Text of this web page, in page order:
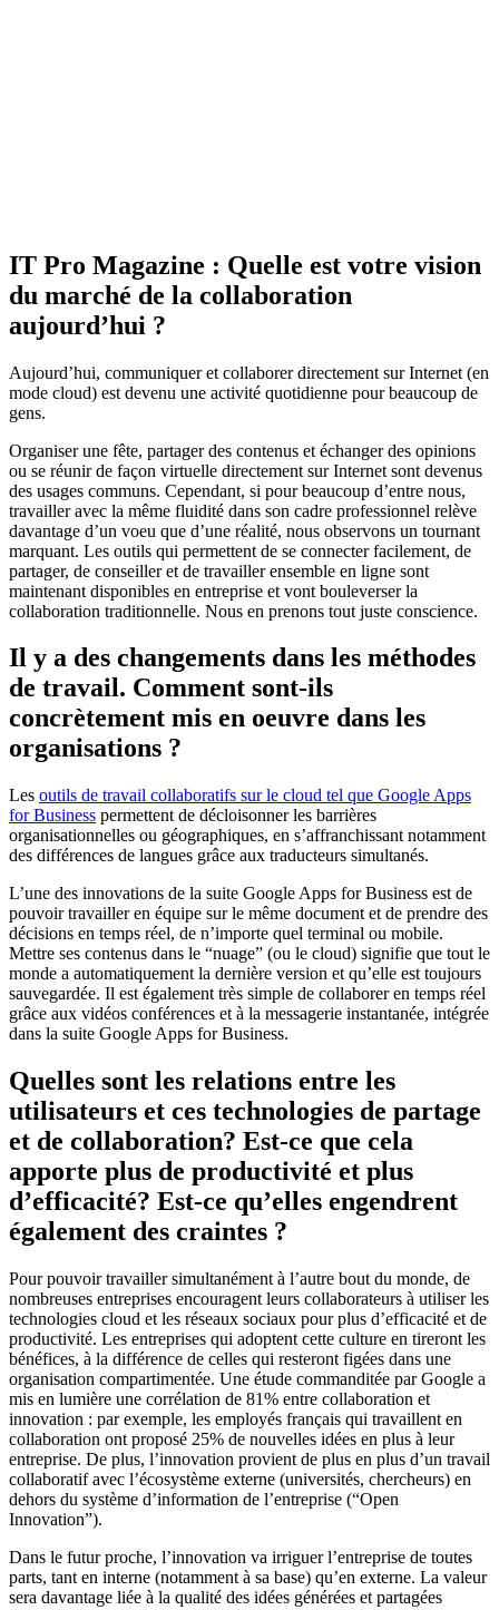
IT Pro Magazine : Quelle est votre vision
du marché de la collaboration
aujourd’hui ?
Aujourd’hui, communiquer et collaborer directement sur Internet (en
mode cloud) est devenu une activité quotidienne pour beaucoup de
gens.
Organiser une fête, partager des contenus et échanger des opinions
ou se réunir de façon virtuelle directement sur Internet sont devenus
des usages communs. Cependant, si pour beaucoup d’entre nous,
travailler avec la même fluidité dans son cadre professionnel relève
davantage d’un voeu que d’une réalité, nous observons un tournant
marquant. Les outils qui permettent de se connecter facilement, de
partager, de conseiller et de travailler ensemble en ligne sont
maintenant disponibles en entreprise et vont bouleverser la
collaboration traditionnelle. Nous en prenons tout juste conscience.
Il y a des changements dans les méthodes
de travail. Comment sont-ils
concrètement mis en oeuvre dans les
organisations ?
Les outils de travail collaboratifs sur le cloud tel que Google Apps
for Business permettent de décloisonner les barrières
organisationnelles ou géographiques, en s’affranchissant notamment
des différences de langues grâce aux traducteurs simultanés.
L’une des innovations de la suite Google Apps for Business est de
pouvoir travailler en équipe sur le même document et de prendre des
décisions en temps réel, de n’importe quel terminal ou mobile.
Mettre ses contenus dans le “nuage” (ou le cloud) signifie que tout le
monde a automatiquement la dernière version et qu’elle est toujours
sauvegardée. Il est également très simple de collaborer en temps réel
grâce aux vidéos conférences et à la messagerie instantanée, intégrée
dans la suite Google Apps for Business.
Quelles sont les relations entre les
utilisateurs et ces technologies de partage
et de collaboration? Est-ce que cela
apporte plus de productivité et plus
d’efficacité? Est-ce qu’elles engendrent
également des craintes ?
Pour pouvoir travailler simultanément à l’autre bout du monde, de
nombreuses entreprises encouragent leurs collaborateurs à utiliser les
technologies cloud et les réseaux sociaux pour plus d’efficacité et de
productivité. Les entreprises qui adoptent cette culture en tireront les
bénéfices, à la différence de celles qui resteront figées dans une
organisation compartimentée. Une étude commanditée par Google a
mis en lumière une corrélation de 81% entre collaboration et
innovation : par exemple, les employés français qui travaillent en
collaboration ont proposé 25% de nouvelles idées en plus à leur
entreprise. De plus, l’innovation provient de plus en plus d’un travail
collaboratif avec l’écosystème externe (universités, chercheurs) en
dehors du système d’information de l’entreprise (“Open
Innovation”).
Dans le futur proche, l’innovation va irriguer l’entreprise de toutes
parts, tant en interne (notamment à sa base) qu’en externe. La valeur
sera davantage liée à la qualité des idées générées et partagées